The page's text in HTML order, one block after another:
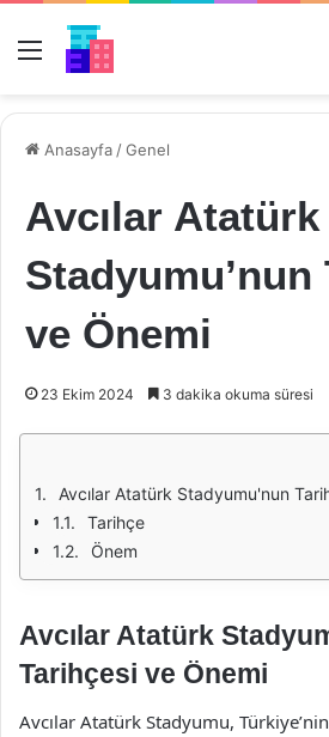
Menü
Anasayfa /Genel
Avcılar Atatürk
Stadyumu’nun
ve Önemi
23 Ekim 2024 3 dakika okuma süresi
Avcılar Atatürk Stadyumu'nun
Tarihçe
Önem
Avcılar Atatürk
Tarihçesi ve Önemi
Avcılar Atatürk Stadyumu,